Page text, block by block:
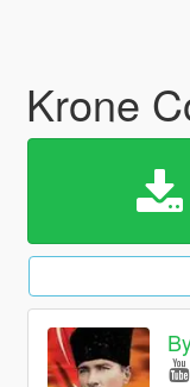
Krone